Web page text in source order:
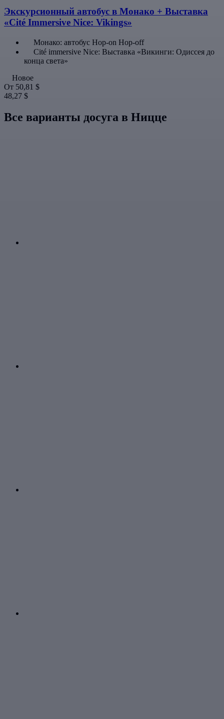
Экскурсионный автобус в Монако + Выставка
«Cité Immersive Nice: Vikings»
Монако: автобус Hop-on Hop-off
Cité immersive Nice: Выставка «Викинги: Одиссея до
конца света»
Новое
От 50,81 $
48,27 $
Все варианты досуга в Ницце